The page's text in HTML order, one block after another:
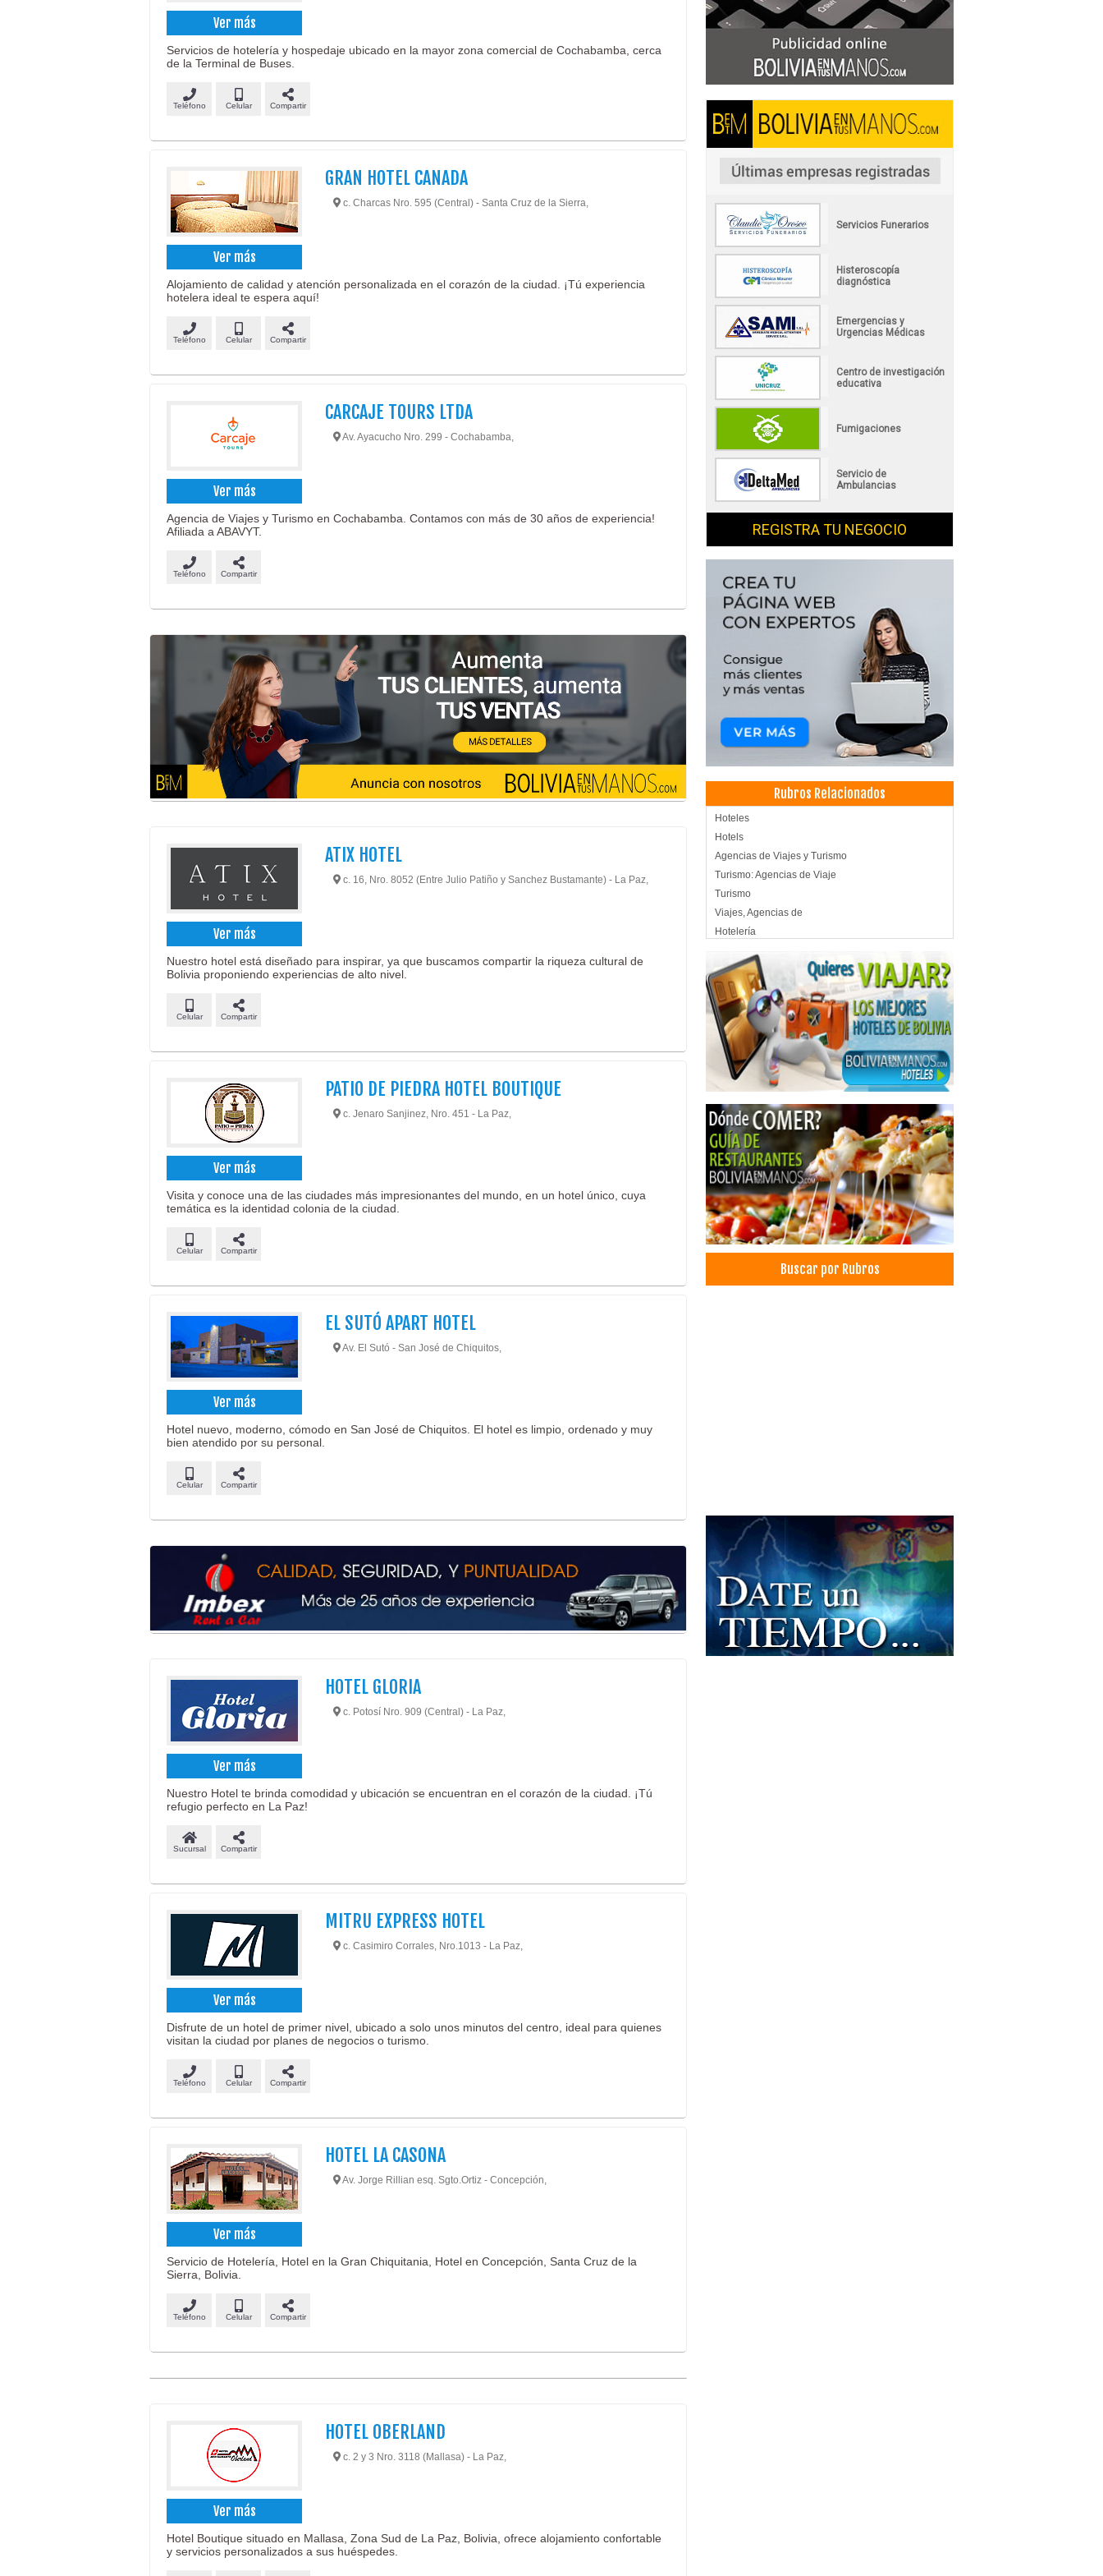
Ver más
Servicios de hotelería y hospedaje ubicado en la mayor zona comercial de Cochabamba, cerca
de la Terminal de Buses.
Teléfono Celular Compartir
Ver más
GRAN HOTEL CANADA
c. Charcas Nro. 595 (Central) - Santa Cruz de la Sierra,
Alojamiento de calidad y atención personalizada en el corazón de la ciudad. ¡Tú experiencia
hotelera ideal te espera aquí!
Teléfono Celular Compartir
Ver más
CARCAJE TOURS LTDA
Av. Ayacucho Nro. 299 - Cochabamba,
Agencia de Viajes y Turismo en Cochabamba. Contamos con más de 30 años de experiencia!
Afiliada a ABAVYT.
Teléfono Compartir
Ver más
ATIX HOTEL
c. 16, Nro. 8052 (Entre Julio Patiño y Sanchez Bustamante) - La Paz,
Nuestro hotel está diseñado para inspirar, ya que buscamos compartir la riqueza cultural de
Bolivia proponiendo experiencias de alto nivel.
Celular Compartir
Ver más
PATIO DE PIEDRA HOTEL BOUTIQUE
c. Jenaro Sanjinez, Nro. 451 - La Paz,
Visita y conoce una de las ciudades más impresionantes del mundo, en un hotel único, cuya
temática es la identidad colonia de la ciudad.
Celular Compartir
Ver más
EL SUTÓ APART HOTEL
Av. El Sutó - San José de Chiquitos,
Hotel nuevo, moderno, cómodo en San José de Chiquitos. El hotel es limpio, ordenado y muy
bien atendido por su personal.
Celular Compartir
Ver más
HOTEL GLORIA
c. Potosí Nro. 909 (Central) - La Paz,
Nuestro Hotel te brinda comodidad y ubicación se encuentran en el corazón de la ciudad. ¡Tú
refugio perfecto en La Paz!
Sucursal Compartir
Ver más
MITRU EXPRESS HOTEL
c. Casimiro Corrales, Nro.1013 - La Paz,
Disfrute de un hotel de primer nivel, ubicado a solo unos minutos del centro, ideal para quienes
visitan la ciudad por planes de negocios o turismo.
Teléfono Celular Compartir
Ver más
HOTEL LA CASONA
Av. Jorge Rillian esq. Sgto.Ortiz - Concepción,
Servicio de Hotelería, Hotel en la Gran Chiquitania, Hotel en Concepción, Santa Cruz de la
Sierra, Bolivia.
Teléfono Celular Compartir
Ver más
HOTEL OBERLAND
c. 2 y 3 Nro. 3118 (Mallasa) - La Paz,
Hotel Boutique situado en Mallasa, Zona Sud de La Paz, Bolivia, ofrece alojamiento confortable
y servicios personalizados a sus huéspedes.
Servicios Funerarios
Histeroscopía
diagnóstica
Emergencias y
Urgencias Médicas
Centro de investigación
educativa
Fumigaciones
Servicio de
Ambulancias
REGISTRA TU NEGOCIO
Rubros Relacionados
Hoteles
Hotels
Agencias de Viajes y Turismo
Turismo: Agencias de Viaje
Turismo
Viajes, Agencias de
Hotelería
Churrasquerías
Restaurantes: Churrasquerías
Hoteles Boutique
Buscar por Rubros